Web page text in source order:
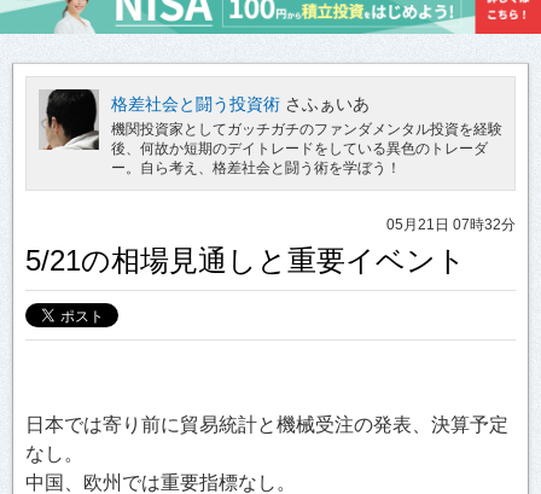
格差社会と闘う投資術 さふぁいあ
機関投資家としてガッチガチのファンダメンタル投資を経験
後、何故か短期のデイトレードをしている異色のトレーダ
ー。自ら考え、格差社会と闘う術を学ぼう！
05月21日 07時32分
5/21の相場見通しと重要イベント
日本では寄り前に貿易統計と機械受注の発表、決算予定
なし。
中国、欧州では重要指標なし。